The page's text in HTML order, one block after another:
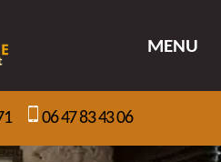
MENU
06 47 83 43 06